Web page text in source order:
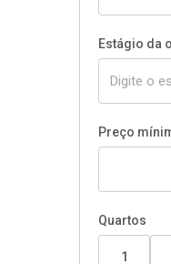
Estágio da
Preço
Quartos
1